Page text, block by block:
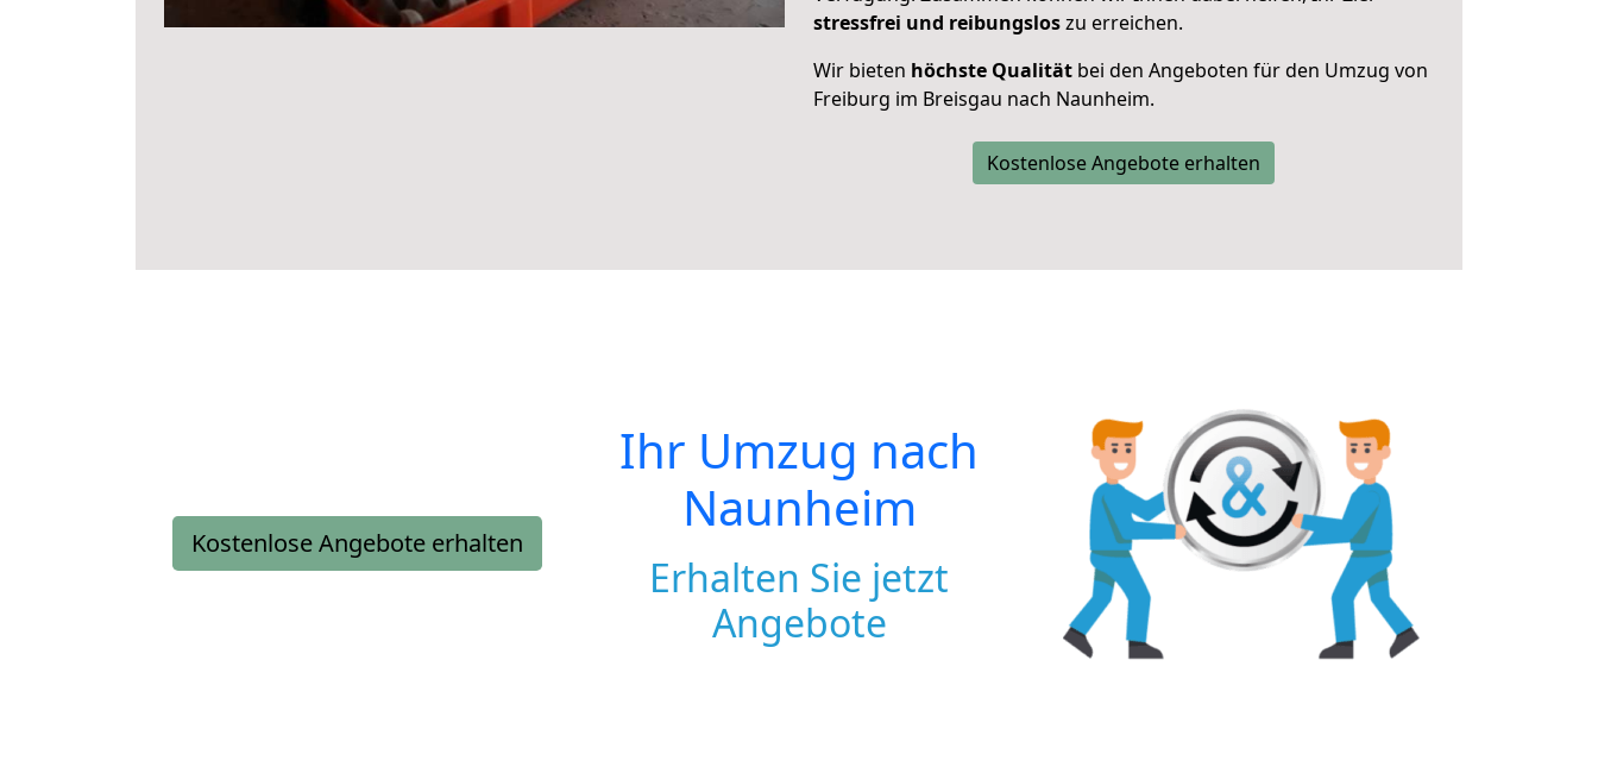
stressfrei und reibungsloszu erreichen.
Wir bieten höchste Qualität bei den Angeboten für den Umzug von
Freiburg im Breisgau nach Naunheim.
Kostenlose Angebote erhalten
Kostenlose Angebote erhalten
Ihr Umzug nach
Naunheim
Erhalten Sie jetzt
Angebote